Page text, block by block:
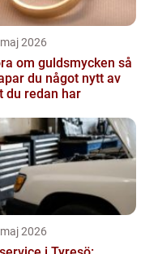
2026
om guldsmycken så
du något nytt av
du redan har
2026